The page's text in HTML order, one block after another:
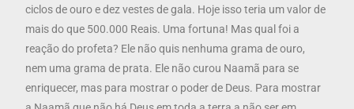
ciclos de ouro e dez vestes de gala. Hoje isso teria um valor de
mais do que 500.000 Reais. Uma fortuna! Mas qual foi a
reação do profeta? Ele não quis nenhuma grama de ouro,
nem uma grama de prata. Ele não curou Naamã para se
enriquecer, mas para mostrar o poder de Deus. Para mostrar